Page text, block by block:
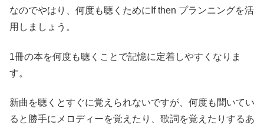
なのでやはり、何度も聴くためにIf then プランニングを活
用しましょう。
1冊の本を何度も聴くことで記憶に定着しやすくなりま
す。
新曲を聴くとすぐに覚えられないですが、何度も聞いてい
ると勝手にメロディーを覚えたり、歌詞を覚えたりするあ